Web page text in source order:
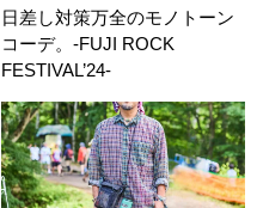
日差し対策万全のモノトーン
コーデ。-FUJI ROCK
FESTIVAL’24-